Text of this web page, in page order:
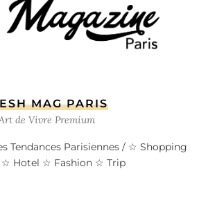
MAG PARIS
de Vivre Premium
Tendances Parisiennes / ☆ Shopping
Hotel ☆ Fashion ☆ Trip